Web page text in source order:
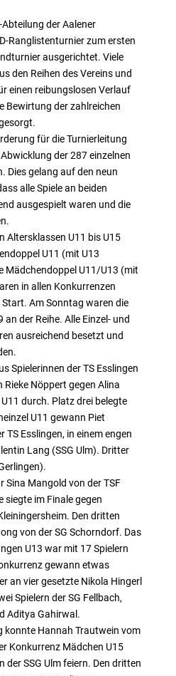
der Aalener
Ranglistenturnier zum ersten
ausgerichtet. Viele
den Reihen des Vereins und
einen reibungslosen Verlauf
Bewirtung der zahlreichen
für die Turnierleitung
der 287 einzelnen
Dies gelang auf den neun
alle Spiele an beiden
ausgespielt waren und die
Altersklassen U11 bis U15
U11 (mit U13
Mädchendoppel U11/U13 (mit
in allen Konkurrenzen
Am Sonntag waren die
der Reihe. Alle Einzel- und
ausreichend besetzt und
Spielerinnen der TS Esslingen
Rieke Nöppert gegen Alina
durch. Platz drei belegte
U11 gewann Piet
TS Esslingen, in einem engen
Lang (SSG Ulm). Dritter
Sina Mangold von der TSF
siegte im Finale gegen
Den dritten
von der SG Schorndorf. Das
U13 war mit 17 Spielern
gewann etwas
an vier gesetzte Nikola Hingerl
Spielern der SG Fellbach,
Aditya Gahirwal.
konnte Hannah Trautwein vom
Konkurrenz Mädchen U15
der SSG Ulm feiern. Den dritten